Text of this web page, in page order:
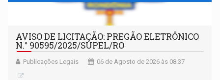
AVISO DE LICITAÇÃO: PREGÃO ELETRÔNICO
N.° 90595/2025/SUPEL/RO
Publicações Legais 06 de Agosto de 2026 às 08:37